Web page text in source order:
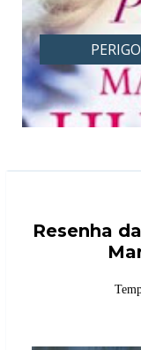
Resenha